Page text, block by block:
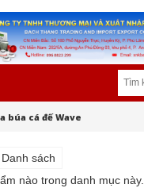
búa cá đế Wave
Danh sách
nào trong danh mục này.